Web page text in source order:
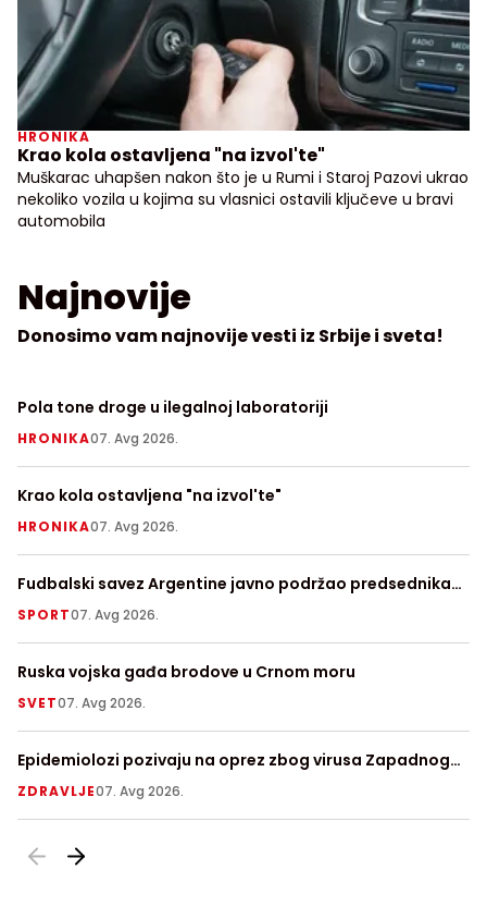
Najnovije
Donosimo vam najnovije vesti iz Srbije i sveta!
Pola tone droge u ilegalnoj laboratoriji
HRONIKA07. Avg 2026.
Krao kola ostavljena "na izvol'te"
HRONIKA07. Avg 2026.
Fudbalski savez Argentine javno podržao predsednika
FIFA Đanija Infantina
SPORT07. Avg 2026.
Ruska vojska gađa brodove u Crnom moru
SVET07. Avg 2026.
Epidemiolozi pozivaju na oprez zbog virusa Zapadnog
Nila
ZDRAVLJE07. Avg 2026.
HRONIKA
Krao kola ostavljena "na izvol'te"
Muškarac uhapšen nakon što je u Rumi i Staroj Pazovi ukrao
nekoliko vozila u kojima su vlasnici ostavili ključeve u bravi
automobila